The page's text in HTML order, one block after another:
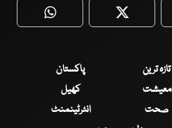
WhatsApp Twitter
تازہ ترین
پاکستان
معیشت
کھیل
صحت
انٹرٹینمنٹ